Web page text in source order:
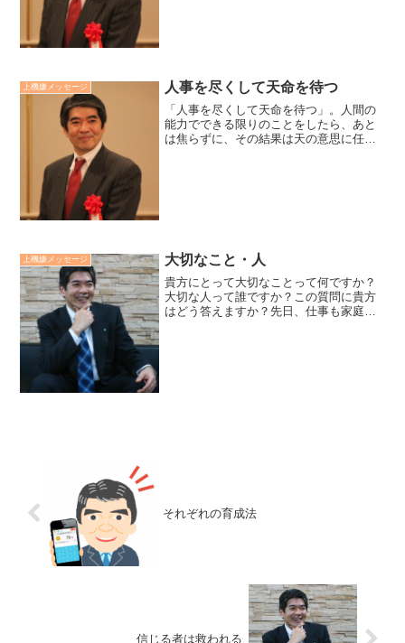
上機嫌メッセージ 人事を尽くして天命を待つ
「人事を尽くして天命を待つ」。人間の
能力でできる限りのことをしたら、あと
は焦らずに、その結果は天の意思に任せ
上機嫌メッセージ 大切なこと・人
貴方にとって大切なことって何ですか？
大切な人って誰ですか？この質問に貴方
はどう答えますか？先日、仕事も家庭も
それぞれの育成法
信じる者は救われる